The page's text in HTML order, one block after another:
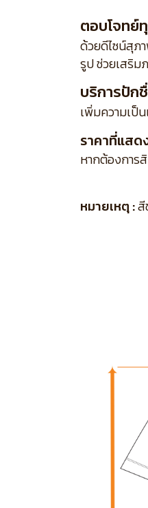
ตอบโจทย์
ด้วยดีไซน์สุภ
รูป ช่วยเสริ
บริการปัก
เพิ่มความเป็
ราคาที่แสด
หากต้องการ
หมายเหตุ :สี